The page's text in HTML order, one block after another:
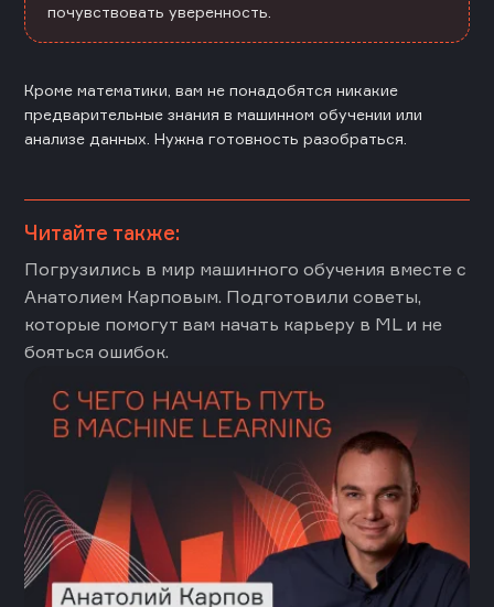
почувствовать уверенность.
Кроме математики, вам не понадобятся никакие
предварительные знания в машинном обучении или
анализе данных. Нужна готовность разобраться.
Читайте также:
Погрузились в мир машинного обучения вместе с
Анатолием Карповым. Подготовили советы,
которые помогут вам начать карьеру в ML и не
бояться ошибок.